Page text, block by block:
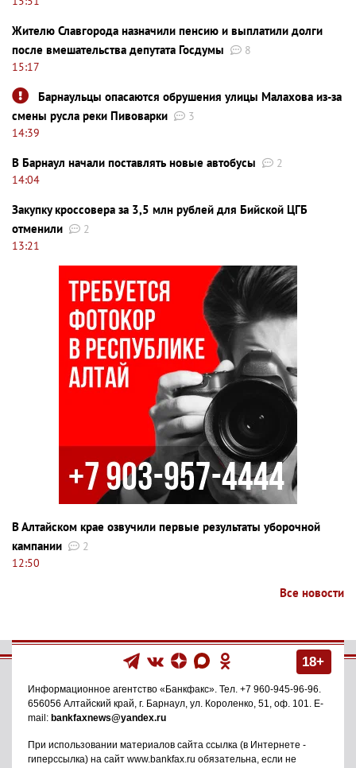
Жителю Славгорода назначили пенсию и выплатили долги
после вмешательства депутата Госдумы
8
15:17
Барнаульцы опасаются обрушения улицы Малахова из-за
смены русла реки Пивоварки
3
14:39
В Барнаул начали поставлять новые автобусы
2
14:04
Закупку кроссовера за 3,5 млн рублей для Бийской ЦГБ
отменили
2
13:21
В Алтайском крае озвучили первые результаты уборочной
кампании
2
12:50
Все новости
18+
Информационное агентство «Банкфакс» . Тел. +7 960-945-96-96
656056 Алтайский край, г. Барнаул ул. Короленко, 51, оф. 101
. E-
mail: bankfaxnews@yandex.ru
При использовании материалов сайта ссылка (в Интернете -
гиперссылка) на сайт www.bankfax.ru обязательна, если не